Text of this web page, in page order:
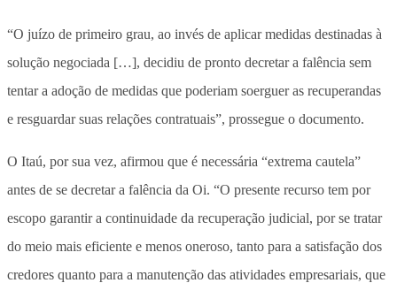
“O juízo de primeiro grau, ao invés de aplicar medidas destinadas à
solução negociada […], decidiu de pronto decretar a falência sem
tentar a adoção de medidas que poderiam soerguer as recuperandas
e resguardar suas relações contratuais”, prossegue o documento.
O Itaú, por sua vez, afirmou que é necessária “extrema cautela”
antes de se decretar a falência da Oi. “O presente recurso tem por
escopo garantir a continuidade da recuperação judicial, por se tratar
do meio mais eficiente e menos oneroso, tanto para a satisfação dos
credores quanto para a manutenção das atividades empresariais, que